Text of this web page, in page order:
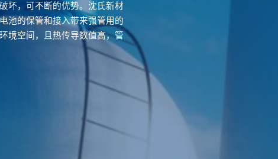
坏，可不断的优势。沈氏新材
池的保管和接入带来强管用的
境空间，且热传导数值高，管